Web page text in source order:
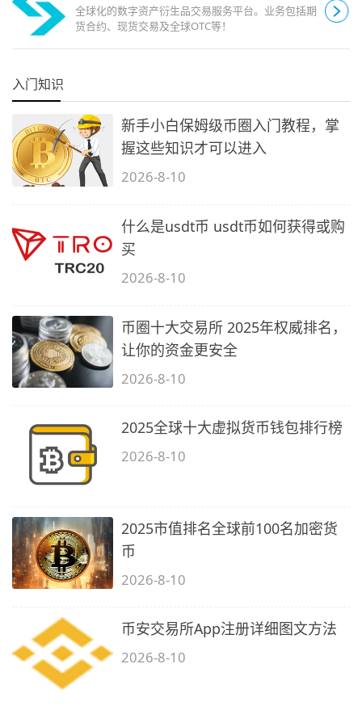
全球化的数字资产衍生品交易服务平台。业务包括期
货合约、现货交易及全球OTC等！
入门知识
新手小白保姆级币圈入门教程，掌
握这些知识才可以进入
2026-8-10
什么是usdt币 usdt币如何获得或购
买
2026-8-10
币圈十大交易所 2025年权威排名，
让你的资金更安全
2026-8-10
2025全球十大虚拟货币钱包排行榜
2026-8-10
2025市值排名全球前100名加密货
币
2026-8-10
币安交易所App注册详细图文方法
2026-8-10